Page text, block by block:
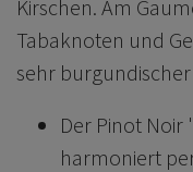
Kirschen. Am
Tabaknoten und
sehr burgundischer
Der Pinot Noir
harmoniert